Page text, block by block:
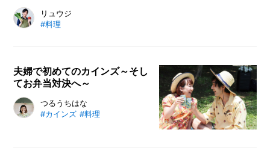
料理研究家・リュウジさんのレシピ連載。今回は豚バラと厚揚
げを使ってササっと作れる一品をご紹介します。味噌のコクに
リュウジ
#料理
夫婦で初めてのカインズ～そし
てお弁当対決へ～
シンガーソングライターのつるうち
はなさんが、ピクニックに夫婦それ
つるうちはな
#カインズ #料理